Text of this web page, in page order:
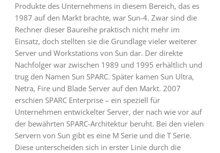
Produkte des Unternehmens in diesem Bereich, das es
1987 auf den Markt brachte, war Sun-4. Zwar sind die
Rechner dieser Baureihe praktisch nicht mehr im
Einsatz, doch stellten sie die Grundlage vieler weiterer
Server und Workstations von Sun dar. Der direkte
Nachfolger war zwischen 1989 und 1995 erhältlich und
trug den Namen Sun SPARC. Später kamen Sun Ultra,
Netra, Fire und Blade Server auf den Markt. 2007
erschien SPARC Enterprise – ein speziell für
Unternehmen entwickelter Server, der nach wie vor auf
der bewährten SPARC-Architektur beruht. Bei den vielen
Servern von Sun gibt es eine M Serie und die T Serie.
Diese unterscheiden sich in erster Linie durch die